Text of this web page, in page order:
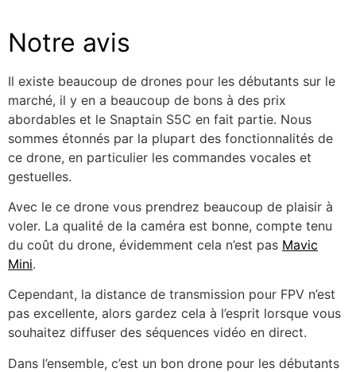
Notre avis
Il existe beaucoup de drones pour les débutants sur le
marché, il y en a beaucoup de bons à des prix
abordables et le Snaptain S5C en fait partie. Nous
sommes étonnés par la plupart des fonctionnalités de
ce drone, en particulier les commandes vocales et
gestuelles.
Avec le ce drone vous prendrez beaucoup de plaisir à
voler. La qualité de la caméra est bonne, compte tenu
du coût du drone, évidemment cela n’est pas Mavic
Mini.
Cependant, la distance de transmission pour FPV n’est
pas excellente, alors gardez cela à l’esprit lorsque vous
souhaitez diffuser des séquences vidéo en direct.
Dans l’ensemble, c’est un bon drone pour les débutants